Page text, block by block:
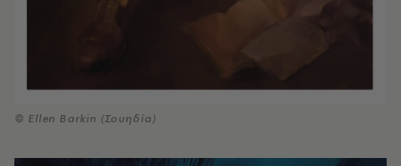
© Ellen Barkin (Σουηδία)